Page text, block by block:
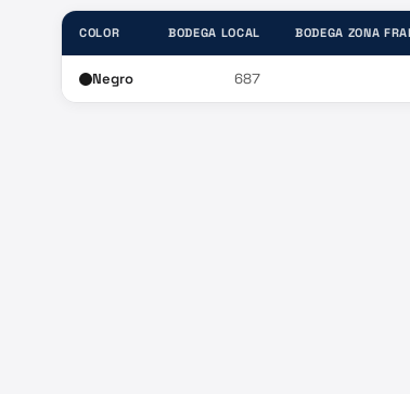
COLOR BODEGA LOCAL BODEGA ZONA
Negro 687